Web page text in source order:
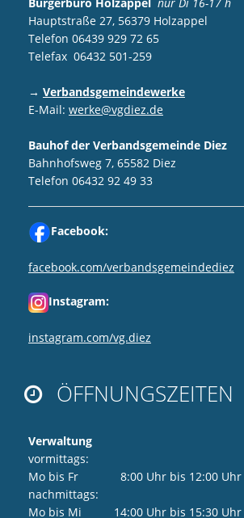
Hauptstraße 27, 56379 Holzappel
Telefon 06439 929 72 65
Telefax 06432 501-259
→ Verbandsgemeindewerke
E-Mail: werke@vgdiez.de
Bauhof der Verbandsgemeinde Diez
Bahnhofsweg 7, 65582 Diez
Telefon 06432 92 49 33
Facebook:
facebook.com/verbandsgemeindediez
Instagram:
instagram.com/vg.diez
 ÖFFNUNGSZEITEN
Verwaltung
vormittags:
Mo bis Fr 8:00 Uhr bis 12:00 Uhr
nachmittags:
Mo bis Mi 14:00 Uhr bis 15:30 Uhr